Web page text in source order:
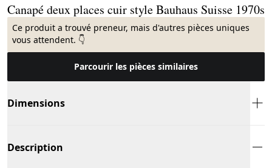
Canapé deux places cuir style Bauhaus Suisse 1970s
Ce produit a trouvé preneur, mais d'autres pièces uniques
vous attendent. 👇
Parcourir les pièces similaires
Dimensions
Description